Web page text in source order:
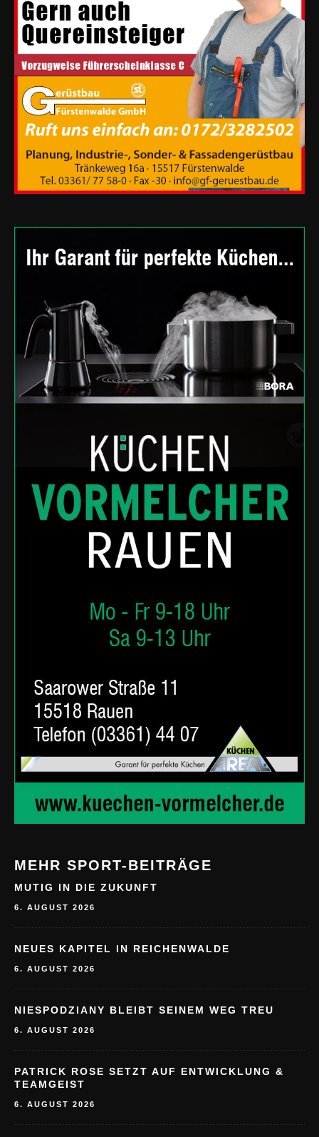
MEHR SPORT-BEITRÄGE
MUTIG IN DIE ZUKUNFT
6. AUGUST 2026
NEUES KAPITEL IN REICHENWALDE
6. AUGUST 2026
NIESPODZIANY BLEIBT SEINEM WEG TREU
6. AUGUST 2026
PATRICK ROSE SETZT AUF ENTWICKLUNG &
TEAMGEIST
6. AUGUST 2026